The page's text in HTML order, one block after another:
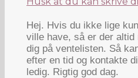
Hej. Hvis du ikke lige
ville have, så er der
dig på ventelisten. Så
efter en tid og kontakte
ledig. Rigtig god dag.